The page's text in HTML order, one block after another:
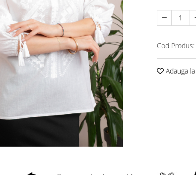
Cod Produs:
Adauga